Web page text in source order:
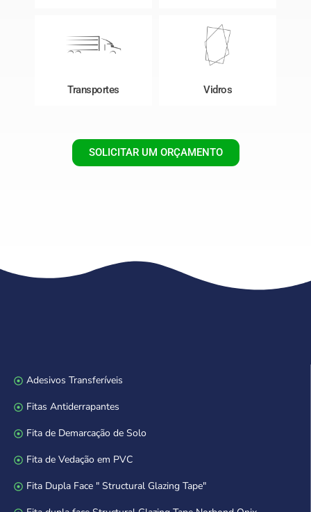
Transportes Vidros
SOLICITAR UM ORÇAMENTO
Adesivos Transferíveis
Fitas Antiderrapantes
Fita de Demarcação de Solo
Fita de Vedação em PVC
Fita Dupla Face " Structural Glazing Tape"